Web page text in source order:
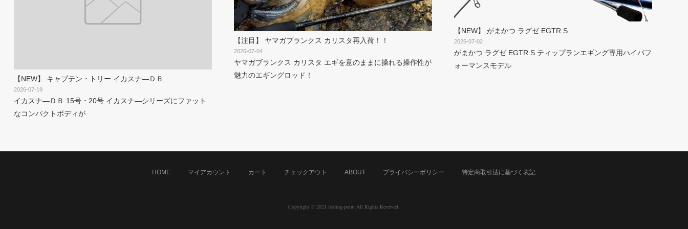
【NEW】 キャプテン・トリー イカスナ―ＤＢ
2026-07-19
イカスナ―ＤＢ 15号・20号 イカスナ―シリーズにファット
なコンパクトボディが
【注目】 ヤマガブランクス カリスタ再入荷！！
2026-07-04
ヤマガブランクス カリスタ エギを意のままに操れる操作性が
魅力のエギングロッド！
【NEW】 がまかつ ラグゼ EGTR S
2026-07-02
がまかつ ラグゼ EGTR S ティップランエギング専用ハイパフ
ォーマンスモデル
HOME マイアカウント カート チェックアウト ABOUT プライバシーポリシー 特定商取引法に基づく表記
Copyright © 2021 fishing-point All Rights Reserved.